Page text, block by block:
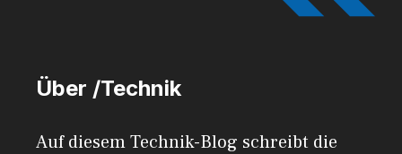
Über /Technik
Auf diesem Technik-Blog schreibt die